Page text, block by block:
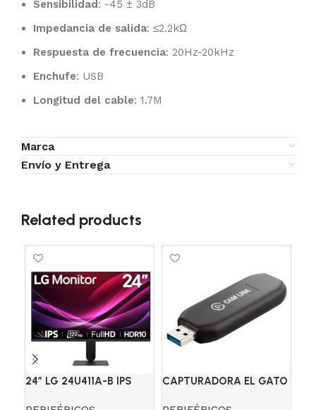
Sensibilidad: -45 ± 3dB
Impedancia de salida: ≤2.2kΩ
Respuesta de frecuencia: 20Hz-20kHz
Enchufe: USB
Longitud del cable: 1.7M
Marca
Envío y Entrega
Related products
24″ LG 24U411A-B IPS
CAPTURADORA EL GATO